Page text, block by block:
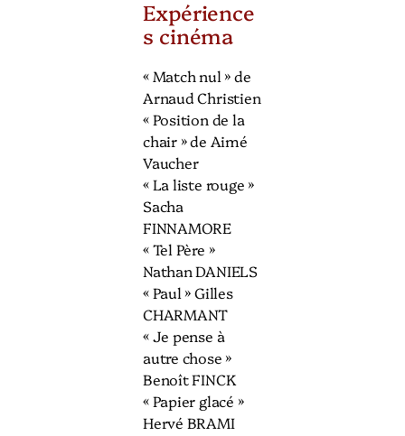
Expérience
s cinéma
« Match nul » de
Arnaud Christien
« Position de la
chair » de Aimé
Vaucher
« La liste rouge »
Sacha
FINNAMORE
« Tel Père »
Nathan DANIELS
« Paul » Gilles
CHARMANT
« Je pense à
autre chose »
Benoît FINCK
« Papier glacé »
Hervé BRAMI